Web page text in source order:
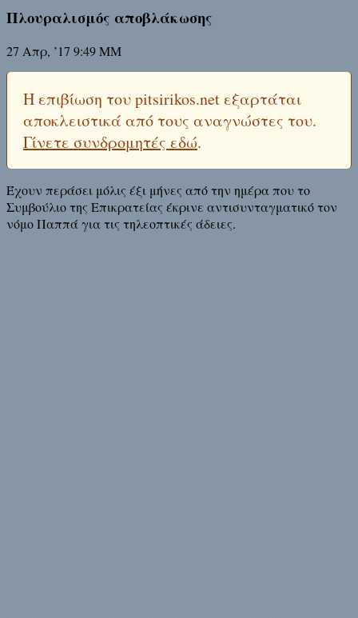
Πλουραλισμός αποβλάκωσης
27 Απρ, ’17 9:49 ΜΜ
Η επιβίωση του pitsirikos.net εξαρτάται
αποκλειστικά από τους αναγνώστες του.
Γίνετε συνδρομητές εδώ.
Έχουν περάσει μόλις έξι μήνες από την ημέρα που το
Συμβούλιο της Επικρατείας έκρινε αντισυνταγματικό τον
νόμο Παππά για τις τηλεοπτικές άδειες.